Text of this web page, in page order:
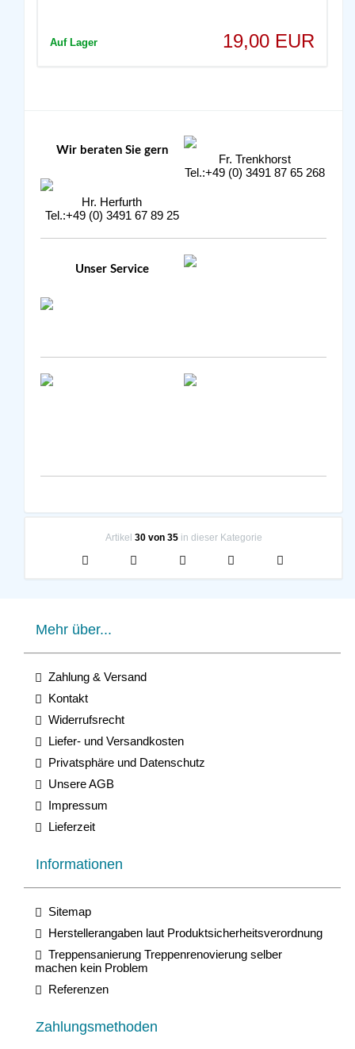
Auf Lager 19,00 EUR
Wir beraten Sie gern
Hr. Herfurth
Tel.:+49 (0) 3491 67 89 25
Fr. Trenkhorst
Tel.:+49 (0) 3491 87 65 268
Unser Service
Artikel 30 von 35in dieser Kategorie
Mehr über...
Zahlung & Versand
Kontakt
Widerrufsrecht
Liefer- und Versandkosten
Privatsphäre und Datenschutz
Unsere AGB
Impressum
Lieferzeit
Informationen
Sitemap
Herstellerangaben laut Produktsicherheitsverordnung
Treppensanierung Treppenrenovierung selber
machen kein Problem
Referenzen
Zahlungsmethoden